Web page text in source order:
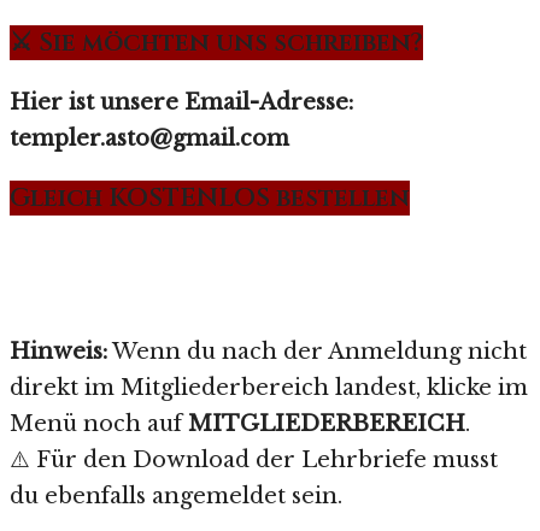
⚔️ Sie möchten uns schreiben?
Hier ist unsere Email-Adresse:
templer.asto@gmail.com
Gleich KOSTENLOS bestellen
Hinweis:Wenn du nach der Anmeldung nicht
direkt im Mitgliederbereich landest, klicke im
Menü noch aufMITGLIEDERBEREICH.
⚠️ Für den Download der Lehrbriefe musst
du ebenfalls angemeldet sein.